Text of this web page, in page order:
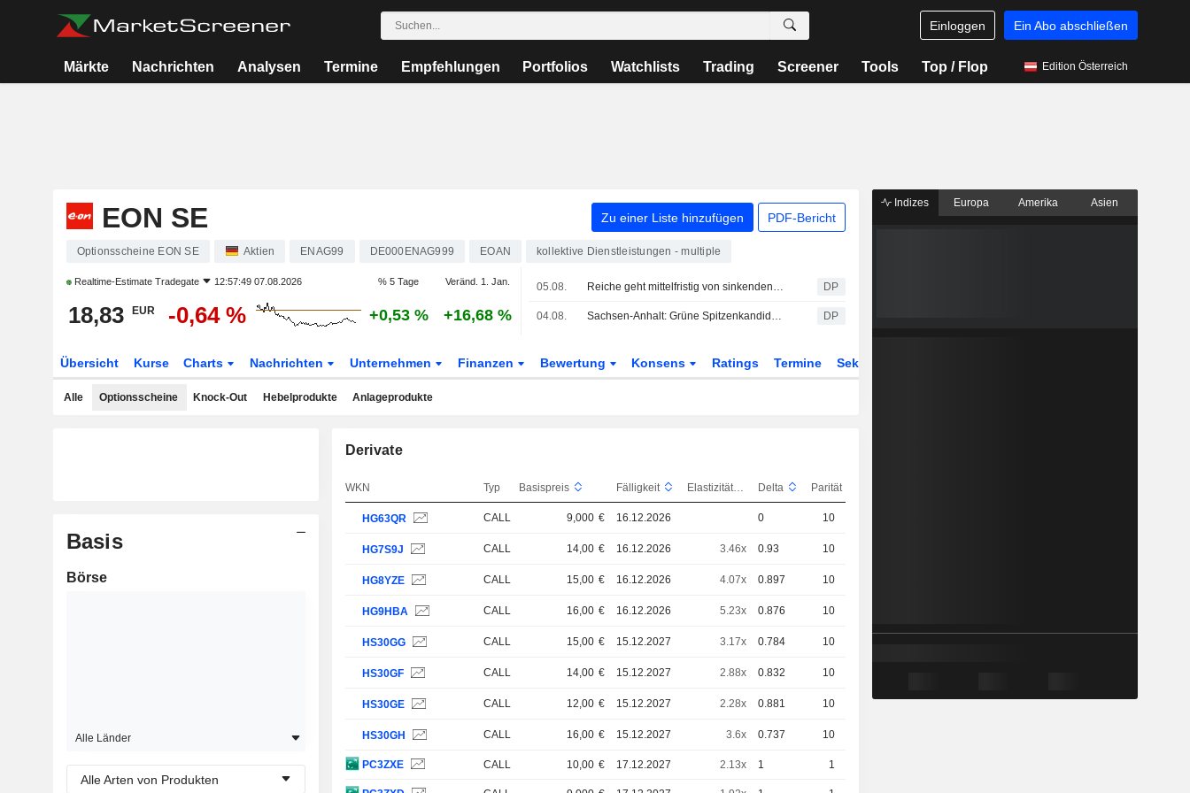
Einloggen Ein Abo abschließen
Märkte Nachrichten Analysen Termine Empfehlungen Portfolios Watchlists Trading Screener Tools Top / Flop Edition Österreich
EON SE Zu einer Liste hinzufügen PDF-Bericht
Optionsscheine EON SE Aktien ENAG99 DE000ENAG999 EOAN kollektive Dienstleistungen - multiple
Realtime-Estimate Tradegate 12:57:49 07.08.2026 % 5 Tage Veränd. 1. Jan.
18,83 EUR -0,64 % +0,53 % +16,68 %
05.08. Reiche geht mittelfristig von sinkenden Strompreisen aus DP
04.08. Sachsen-Anhalt: Grüne Spitzenkandidatin für regionale Strompreise DP
Übersicht Kurse Charts Nachrichten Unternehmen Finanzen Bewertung Konsens Ratings Termine Sektor
Alle Optionsscheine Knock-Out Hebelprodukte Anlageprodukte
Basis
Börse
Alle Länder
Alle Arten von Produkten
Derivate
WKN Typ Basispreis Fälligkeit Elastizität Delta Parität
HG63QR CALL 9,000 € 16.12.2026 0 10
HG7S9J CALL 14,00 € 16.12.2026 3.46x 0.93 10
HG8YZE CALL 15,00 € 16.12.2026 4.07x 0.897 10
HG9HBA CALL 16,00 € 16.12.2026 5.23x 0.876 10
HS30GG CALL 15,00 € 15.12.2027 3.17x 0.784 10
HS30GF CALL 14,00 € 15.12.2027 2.88x 0.832 10
HS30GE CALL 12,00 € 15.12.2027 2.28x 0.881 10
HS30GH CALL 16,00 € 15.12.2027 3.6x 0.737 10
PC3ZXE CALL 10,00 € 17.12.2027 2.13x 1 1
Indizes Europa Amerika Asien